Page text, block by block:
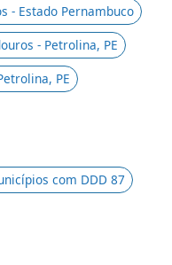
- Estado Pernambuco
- Petrolina, PE
PE
com DDD 87